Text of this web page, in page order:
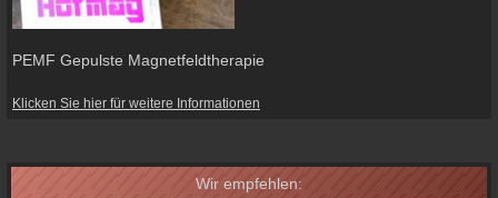
PEMF Gepulste Magnetfeldtherapie
Klicken Sie hier für weitere Informationen
Wir empfehlen: